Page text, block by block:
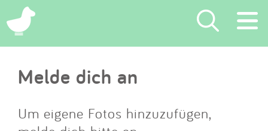
×
Suchen
Eintragen
Melde dich an
Um eigene Fotos hinzuzufügen,